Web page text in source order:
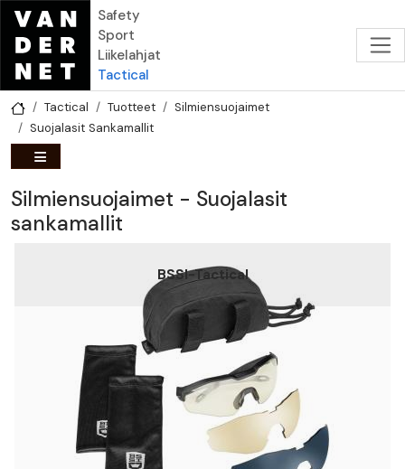
Hyppää pääsisältöön
Safety
Sport
Liikelahjat
Tactical
Tactical Tuotteet
Silmiensuojaimet
Suojalasit Sankamallit
Silmiensuojaimet - Suojalasit
sankamallit
BSSI-Tactical